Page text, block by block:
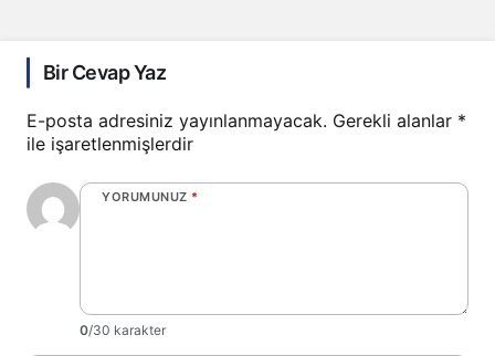
Bir Cevap Yaz
E-posta adresiniz yayınlanmayacak. Gerekli alanlar *
ile işaretlenmişlerdir
YORUMUNUZ *
0/30 karakter